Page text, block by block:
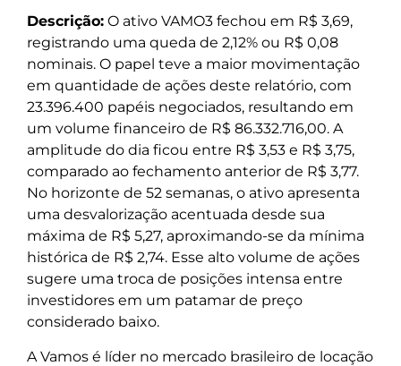
Descrição: O ativo VAMO3 fechou em R$ 3,69,
registrando uma queda de 2,12% ou R$ 0,08
nominais. O papel teve a maior movimentação
em quantidade de ações deste relatório, com
23.396.400 papéis negociados, resultando em
um volume financeiro de R$ 86.332.716,00. A
amplitude do dia ficou entre R$ 3,53 e R$ 3,75,
comparado ao fechamento anterior de R$ 3,77.
No horizonte de 52 semanas, o ativo apresenta
uma desvalorização acentuada desde sua
máxima de R$ 5,27, aproximando-se da mínima
histórica de R$ 2,74. Esse alto volume de ações
sugere uma troca de posições intensa entre
investidores em um patamar de preço
considerado baixo.
A Vamos é líder no mercado brasileiro de locação